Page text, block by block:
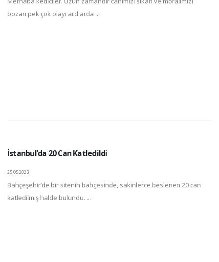
bozan pek çok olayı ard arda ...
İstanbul’da 20 Can Katledildi
25.05.2023
Bahçeşehir’de bir sitenin bahçesinde, sakinlerce beslenen 20 can
katledilmiş halde bulundu. ...